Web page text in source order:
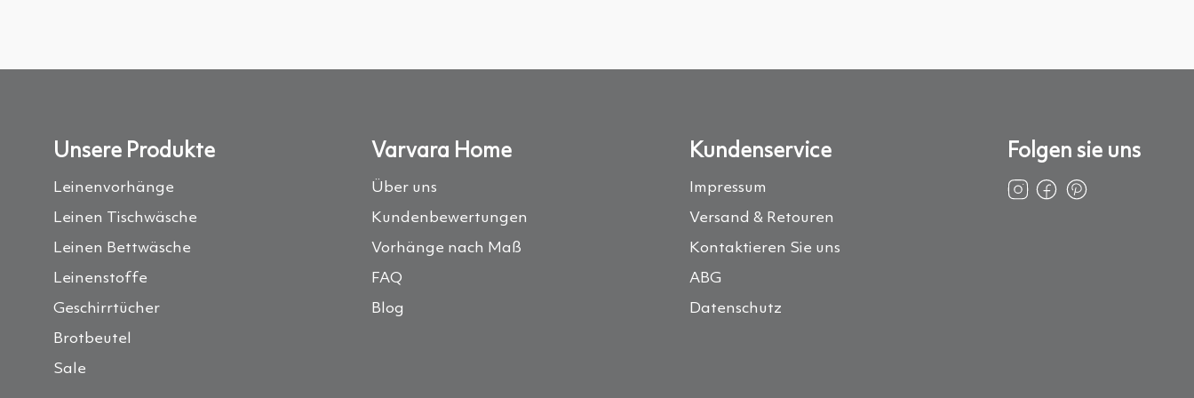
Unsere Produkte
Leinenvorhänge
Leinen Tischwäsche
Leinen Bettwäsche
Leinenstoffe
Geschirrtücher
Brotbeutel
Sale
Varvara Home
Über uns
Kundenbewertungen
Vorhänge nach Maß
FAQ
Blog
Kundenservice
Impressum
Versand & Retouren
Kontaktieren Sie uns
ABG
Datenschutz
Folgen sie uns